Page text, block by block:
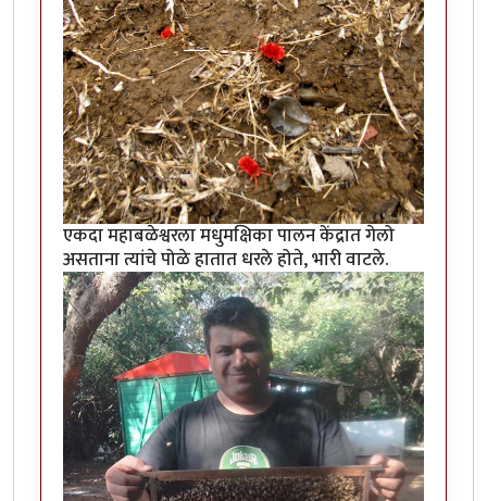
एकदा महाबळेश्वरला मधुमक्षिका पालन केंद्रात गेलो
असताना त्यांचे पोळे हातात धरले होते, भारी वाटले.